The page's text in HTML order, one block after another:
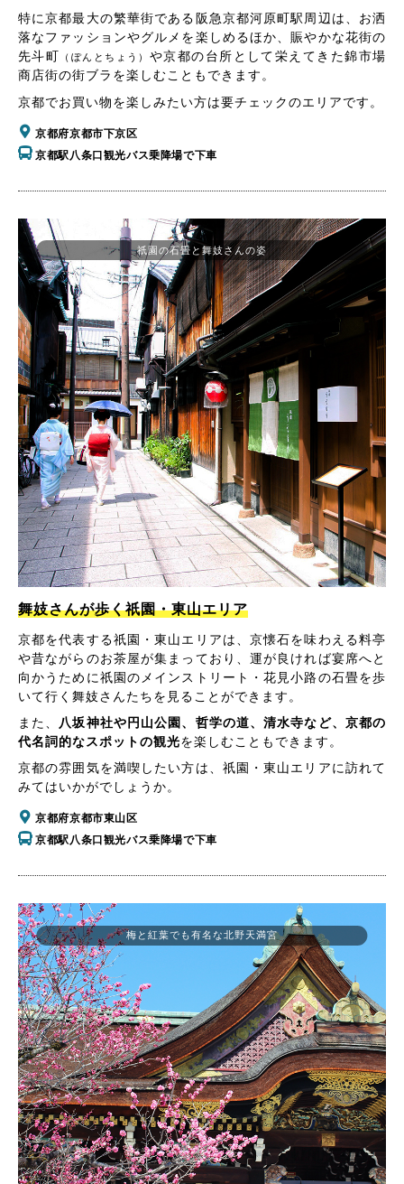
特に京都最大の繁華街である阪急京都河原町駅周辺は、お洒
落なファッションやグルメを楽しめるほか、賑やかな花街の
先斗町
（ぽんとちょう） や京都の台所として栄えてきた錦市場
商店街の街ブラを楽しむこともできます。
京都でお買い物を楽しみたい方は要チェックのエリアです。
京都府京都市下京区
京都駅八条口観光バス乗降場で下車
舞妓さんが歩く祇園・東山エリア
京都を代表する祇園・東山エリアは、京懐石を味わえる料亭
や昔ながらのお茶屋が集まっており、運が良ければ宴席へと
向かうために祇園のメインストリート・花見小路の石畳を歩
いて行く舞妓さんたちを見ることができます。
また、
八坂神社や円山公園、哲学の道、清水寺など、京都の
代名詞的なスポットの観光を楽しむこともできます。
京都の雰囲気を満喫したい方は、祇園・東山エリアに訪れて
みてはいかがでしょうか。
京都府京都市東山区
京都駅八条口観光バス乗降場で下車
祇園の石畳と舞妓さんの姿
梅と紅葉でも有名な北野天満宮